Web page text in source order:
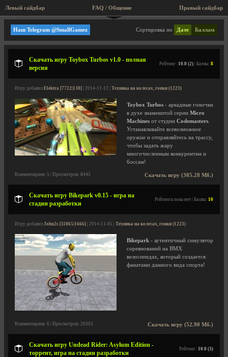
Левый сайдбар Правый сайдбар
FAQ / Общение
Техника на колесах, гонки
Сортировка по Дате Баллам
Наш Telegram @SmallGamez
Скачать игру Toybox Turbos v1.0 - полная
версия
Рейтинг: 10.0 (2) | Баллы: 8
Игру добавил Elektra [7722|138] | 2014-11-12 | Техника на колесах, гонки (1223)
Toybox Turbos - аркадные гоночки
в духе знаменитой серии Micro
Machines от студии Codemasters
Устанавливайте всевозможное
оружие и отправляйтесь на трассу,
чтобы задать жару
многочисленным конкурентам и
боссам!
Скачать игру (305.28 Мб.)
Комментариев: 5 | Просмотров: 8445
Скачать игру Bikepark v0.15 - игра на
стадии разработки
Рейтинга пока нет | Баллы: 10
Игру добавил John2s [11865|1666] | 2014-11-05 | Техника на колесах, гонки (1223)
Bikepark - аутентичный симулятор
соревнований на BMX
велосипедах, который создается
фанатами данного вида спорта!
Скачать игру (52.90 Мб.)
Комментариев: 6 | Просмотров: 20363
Скачать игру Undead Rider: Asylum Edition -
торрент, игра на стадии разработки
Рейтинг: 10.0 (3)